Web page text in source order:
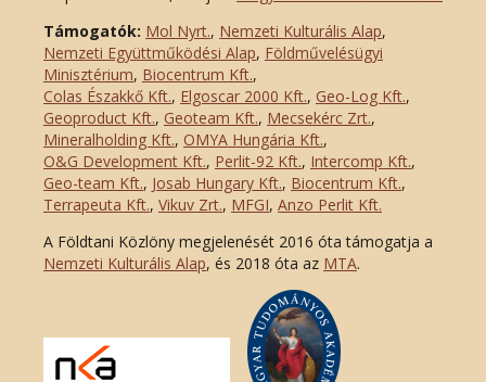
Támogatók: Mol Nyrt., Nemzeti Kulturális Alap,
Nemzeti Együttműködési Alap, Földművelésügyi
Minisztérium, Biocentrum Kft.,
Colas Északkő Kft., Elgoscar 2000 Kft., Geo-Log Kft.,
Geoproduct Kft., Geoteam Kft., Mecsekérc Zrt.,
Mineralholding Kft., OMYA Hungária Kft.,
O&G Development Kft., Perlit-92 Kft., Intercomp Kft.,
Geo-team Kft., Josab Hungary Kft., Biocentrum Kft.,
Terrapeuta Kft., Vikuv Zrt., MFGI, Anzo Perlit Kft.
A Földtani Közlöny megjelenését 2016 óta támogatja a
Nemzeti Kulturális Alap, és 2018 óta az MTA.